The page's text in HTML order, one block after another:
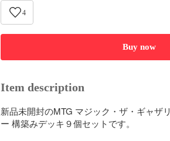
4
Buy now
Item description
新品未開封のMTG マジック・ザ・ギャザ
ー 構築みデッキ９個セットです。